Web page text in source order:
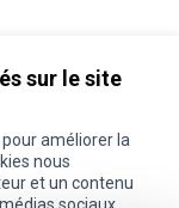
sur le site
améliorer la
nous
et un contenu